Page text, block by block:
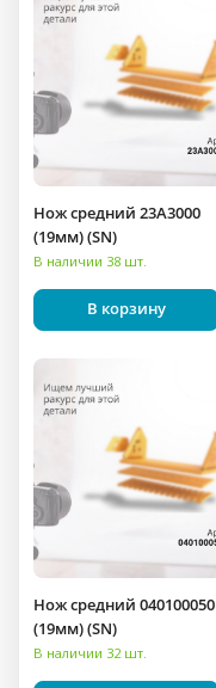
Нож средний 23A3000
(19мм) (SN)
В наличии 38 шт.
В корзину
Нож средний 040100050
(19мм) (SN)
В наличии 32 шт.